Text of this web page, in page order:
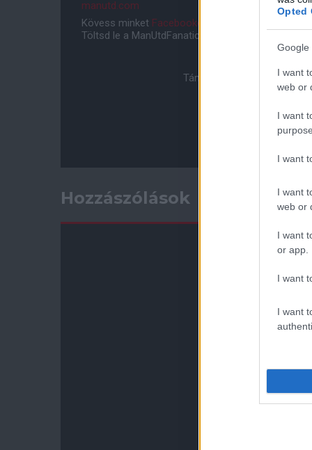
Opted
Google
I want
web or
I want
I want
I want
web or
I want
or app.
I want
I want
manutd.com
Kövess minket Facebookon
Töltsd le a ManUtdFanatics.hu mobil applikációt
Támogasd adományoddal
Hozzászólások